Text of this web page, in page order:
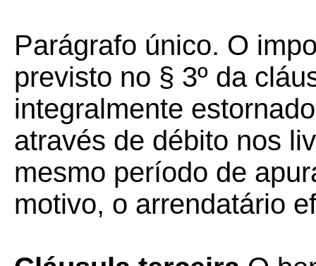
Parágrafo único. O
previsto no § 3º da
integralmente
através de débito nos
mesmo período de
motivo, o arrendatário